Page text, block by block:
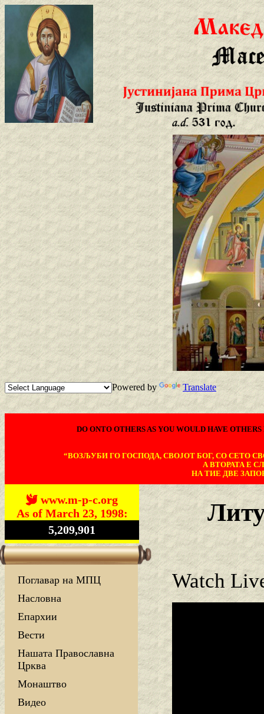
Powered by Translate
DO ONTO OTHERS AS YOU WOULD HAVE
“ВОЗЉУБИ ГО ГОСПОДА, СВОЈОТ БОГ, СО СЕТО
А ВТОРАТА Е
НА ТИЕ ДВЕ
www.m-p-c.org
As of March 23, 1998:
5,209,901
Поглавар на МПЦ
Насловна
Епархии
Вести
Нашата Православна
Црква
Монаштво
Видео
Watch